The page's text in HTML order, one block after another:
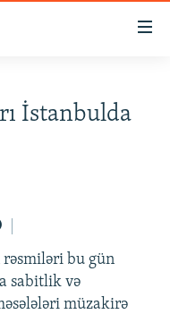
İstanbulda
rəsmiləri bu gün
sabitlik və
müzakirə